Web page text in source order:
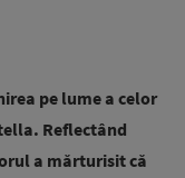
pe lume a celor
Reflectând
a mărturisit că